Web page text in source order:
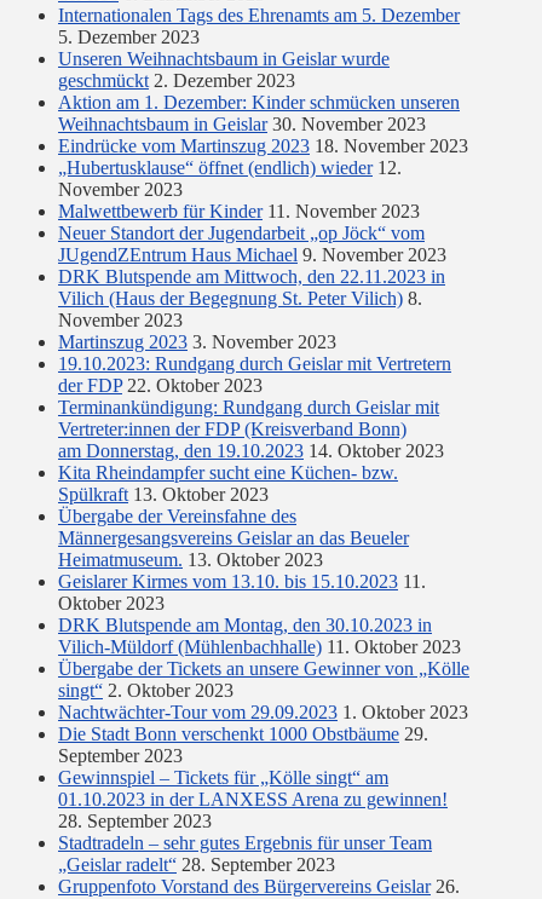
Internationalen Tags des Ehrenamts am 5. Dezember
5. Dezember 2023
Unseren Weihnachtsbaum in Geislar wurde
geschmückt 2. Dezember 2023
Aktion am 1. Dezember: Kinder schmücken unseren
Weihnachtsbaum in Geislar 30. November 2023
Eindrücke vom Martinszug 2023 18. November 2023
„Hubertusklause“ öffnet (endlich) wieder 12.
November 2023
Malwettbewerb für Kinder 11. November 2023
Neuer Standort der Jugendarbeit „op Jöck“ vom
JUgendZEntrum Haus Michael 9. November 2023
DRK Blutspende am Mittwoch, den 22.11.2023 in
Vilich (Haus der Begegnung St. Peter Vilich) 8.
November 2023
Martinszug 2023 3. November 2023
19.10.2023: Rundgang durch Geislar mit Vertretern
der FDP 22. Oktober 2023
Terminankündigung: Rundgang durch Geislar mit
Vertreter:innen der FDP (Kreisverband Bonn)
am Donnerstag, den 19.10.2023 14. Oktober 2023
Kita Rheindampfer sucht eine Küchen- bzw.
Spülkraft 13. Oktober 2023
Übergabe der Vereinsfahne des
Männergesangsvereins Geislar an das Beueler
Heimatmuseum. 13. Oktober 2023
Geislarer Kirmes vom 13.10. bis 15.10.2023 11.
Oktober 2023
DRK Blutspende am Montag, den 30.10.2023 in
Vilich-Müldorf (Mühlenbachhalle) 11. Oktober 2023
Übergabe der Tickets an unsere Gewinner von „Kölle
singt“ 2. Oktober 2023
Nachtwächter-Tour vom 29.09.2023 1. Oktober 2023
Die Stadt Bonn verschenkt 1000 Obstbäume 29.
September 2023
Gewinnspiel – Tickets für „Kölle singt“ am
01.10.2023 in der LANXESS Arena zu gewinnen!
28. September 2023
Stadtradeln – sehr gutes Ergebnis für unser Team
„Geislar radelt“ 28. September 2023
Gruppenfoto Vorstand des Bürgervereins Geislar 26.